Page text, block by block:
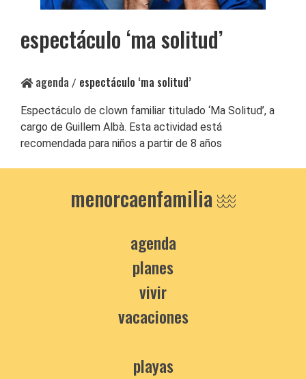
espectáculo ‘ma solitud’
agenda / espectáculo ‘ma solitud’
Espectáculo de clown familiar titulado ‘Ma Solitud’, a
cargo de Guillem Albà. Esta actividad está
recomendada para niños a partir de 8 años
menorcaenfamilia
agenda
planes
vivir
vacaciones
playas